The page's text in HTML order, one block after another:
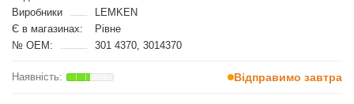
Виробники
LEMKEN
Є в магазинах:
Рівне
№ OEM:
301 4370, 3014370
Відправимо завтра